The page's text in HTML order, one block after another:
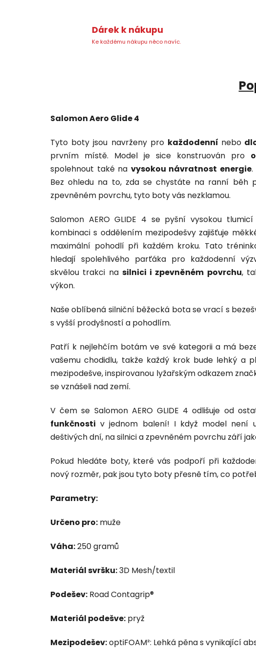
Dárek k nákupu
Ke každému nákupu něco navíc.
Salomon Aero Glide 4
Tyto boty jsou navrženy pro každodenní nebo
prvním místě. Model je sice konstruován pro
spolehnout také na vysokou návratnost energie.
Bez ohledu na to, zda se chystáte na ranní běh
zpevněném povrchu, tyto boty vás nezklamou.
Salomon AERO GLIDE 4 se pyšní vysokou
kombinaci s oddělením mezipodešvy zajišťuje
maximální pohodlí při každém kroku. Tato
hledají spolehlivého parťáka pro každodenní
skvělou trakci na silnici i zpevněném povrchu,
výkon.
Naše oblíbená silniční běžecká bota se vrací s
s vyšší prodyšností a pohodlím.
Patří k nejlehčím botám ve své kategorii a má
vašemu chodidlu, takže každý krok bude lehký a
mezipodešve, inspirovanou lyžařským odkazem
se vznášeli nad zemí.
V čem se Salomon AERO GLIDE 4 odlišuje od
funkčnosti v jednom balení! I když model není
deštivých dní, na silnici a zpevněném povrchu září
Pokud hledáte boty, které vás podpoří při
nový rozměr, pak jsou tyto boty přesně tím, co
Parametry:
Určeno pro: muže
Váha:250 gramů
Materiál svršku:3D Mesh/textil
Podešev: Road Contagrip®
Materiál podešve: pryž
Mezipodešev:optiFOAM²: Lehká pěna s vynikající